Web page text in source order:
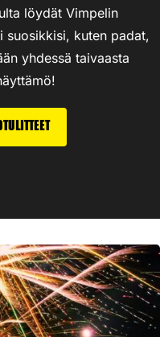
löydät Vimpelin
suosikkisi, kuten padat,
yhdessä taivaasta